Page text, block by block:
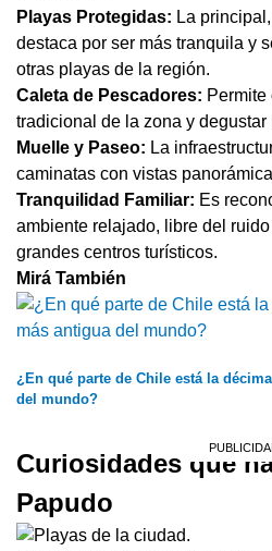
Playas Protegidas: La
destaca por ser más tranquila y
otras playas de la región.
Caleta de Pescadores: Permite
tradicional de la zona y
Muelle y Paseo: La
caminatas con vistas
Tranquilidad Familiar: Es
ambiente relajado, libre del
grandes centros turísticos.
Mirá También
¿En qué parte de Chile está la
del mundo?
Curiosidades que
Papudo